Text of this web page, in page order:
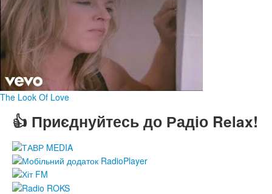
The Look Of Love
👍 Приєднуйтесь до Радіо Relax!